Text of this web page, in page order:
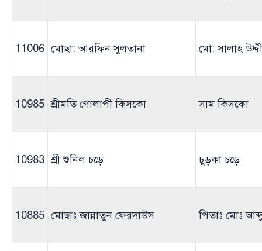
11006 মোছা: আরফিন সুলতানা মো: সালাহ
10985 শ্রীমতি গোলাপী কিসকো সাম কিসকো
10983 শ্রী শুনিল চড়ে চুড়কা চড়ে
10885 মোছাঃ জান্নাতুন ফেরদাউস পিতাঃ মোঃ